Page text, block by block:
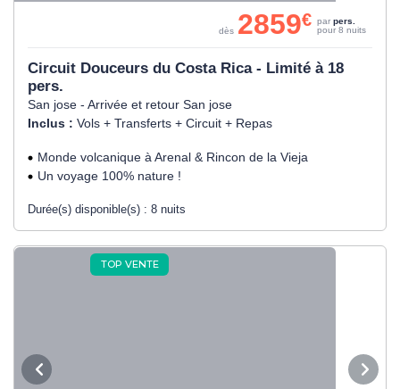
Circuit Douceurs du Costa Rica - Limité à 18
pers.
San jose - Arrivée et retour San jose
Inclus : Vols + Transferts + Circuit + Repas
Monde volcanique à Arenal & Rincon de la Vieja
Un voyage 100% nature !
Durée(s) disponible(s) : 8 nuits
dès 2859€ par pers.
pour 8 nuits
TOP VENTE